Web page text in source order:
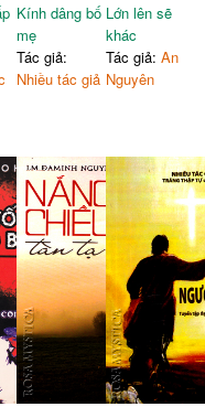
Kính dâng bố
mẹ
Tác giả:
Nhiều tác giả
Lớn lên sẽ
khác
Tác giả:An
Nguyên